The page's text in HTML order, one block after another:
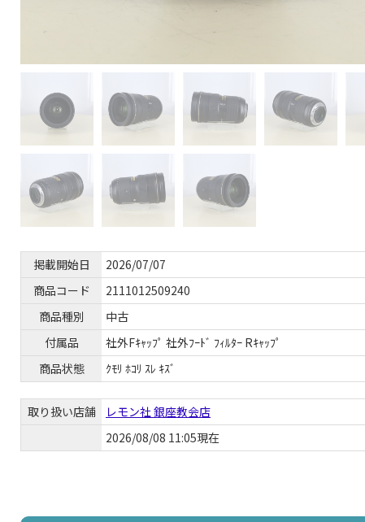
掲載開始日
2026/07/07
商品コード
2111012509240
商品種別
中古
付属品
社外Fｷｬｯﾌﾟ 社外ﾌｰﾄﾞ ﾌｨﾙﾀｰ Rｷｬｯﾌﾟ
商品状態
ｸﾓﾘ ﾎｺﾘ ｽﾚ ｷｽﾞ
取り扱い店舗
レモン社 銀座教会店
2026/08/08 11:05現在